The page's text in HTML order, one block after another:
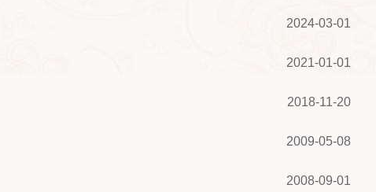
2024-03-01
2021-01-01
2018-11-20
2009-05-08
2008-09-01